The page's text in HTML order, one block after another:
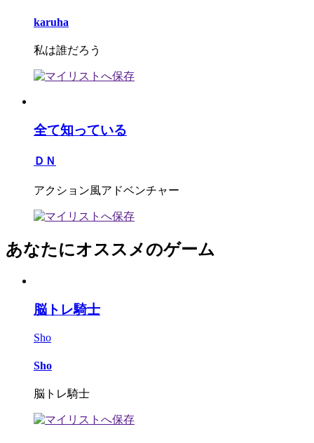
karuha
私は誰だろう
全て知っている
ＤＮ
アクション風アドベンチャー
あなたにオススメのゲーム
脳トレ騎士
Sho
Sho
脳トレ騎士